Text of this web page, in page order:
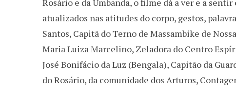
atualizados nas atitudes do corpo, gestos,
Santos, Capitã do Terno de Massambike de
Maria Luiza Marcelino, Zeladora do Centro
José Bonifácio da Luz (Bengala), Capitão da
do Rosário, da comunidade dos Arturos,